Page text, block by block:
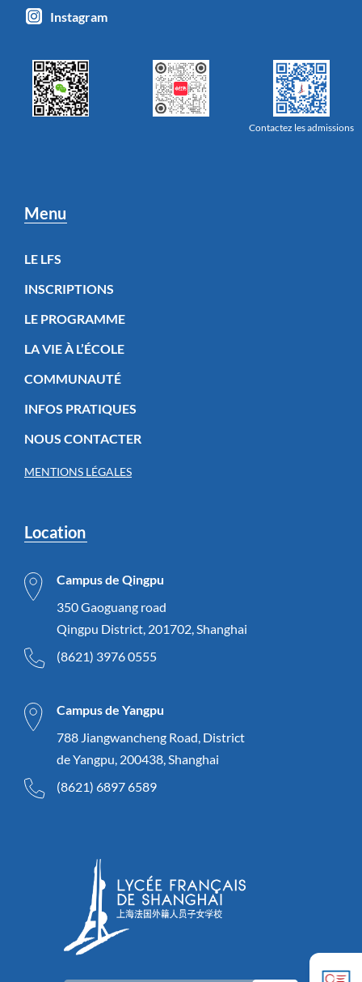
Instagram
Contactez les admissions
Menu
LE LFS
INSCRIPTIONS
LE PROGRAMME
LA VIE À L’ÉCOLE
COMMUNAUTÉ
INFOS PRATIQUES
NOUS CONTACTER
MENTIONS LÉGALES
Location
Campus de Qingpu
350 Gaoguang road
Qingpu District, 201702, Shanghai
(8621) 3976 0555
Campus de Yangpu
788 Jiangwancheng Road, District
de Yangpu, 200438, Shanghai
(8621) 6897 6589